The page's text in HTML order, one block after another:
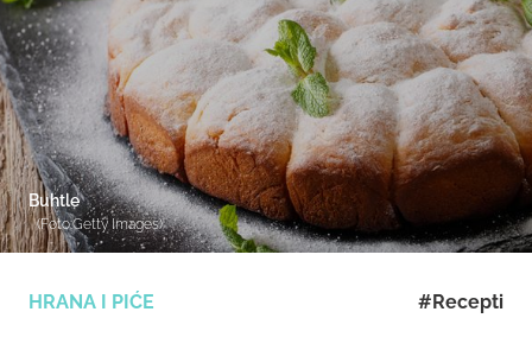
HRANA I PIĆE #Recepti
Buhtle
(Foto:Getty Images)